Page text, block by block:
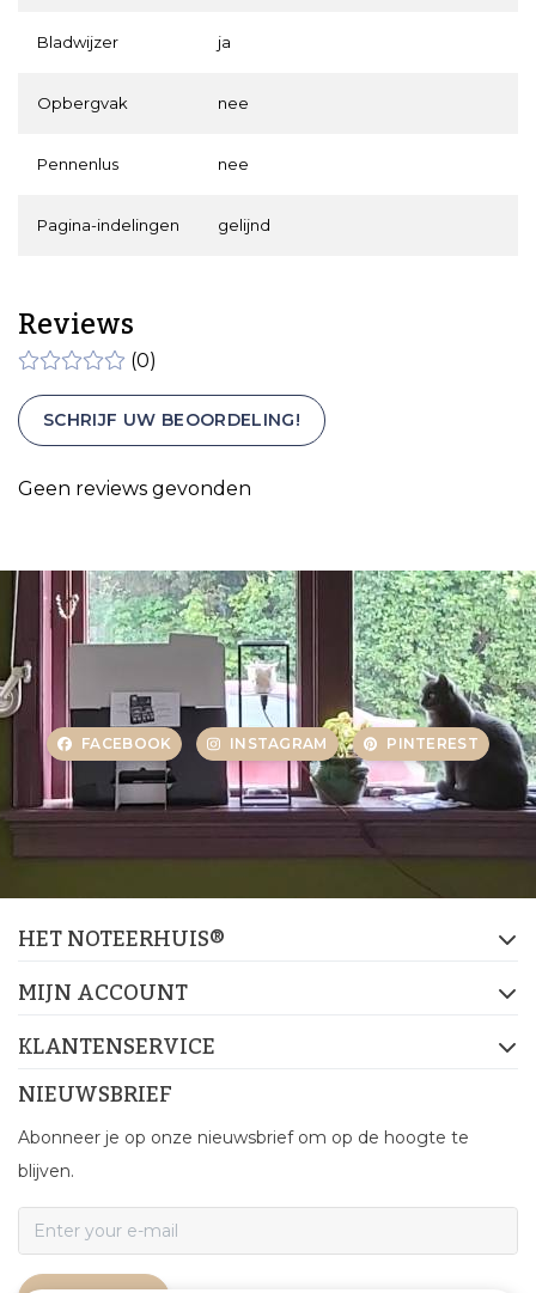
Bladwijzer ja
Opbergvak nee
Pennenlus nee
Pagina-indelingen gelijnd
Reviews
(0)
SCHRIJF UW BEOORDELING!
Geen reviews gevonden
FACEBOOK INSTAGRAM PINTEREST
HET NOTEERHUIS®
MIJN ACCOUNT
KLANTENSERVICE
NIEUWSBRIEF
Abonneer je op onze nieuwsbrief om op de hoogte te
blijven.